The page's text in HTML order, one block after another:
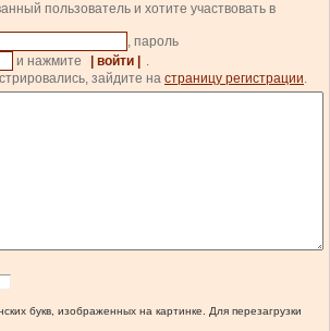
пользователь и хотите участвовать в
, пароль
и нажмите
| войти |
.
зайдите на страницу регистрации.
букв, изображенных на картинке. Для перезагрузки